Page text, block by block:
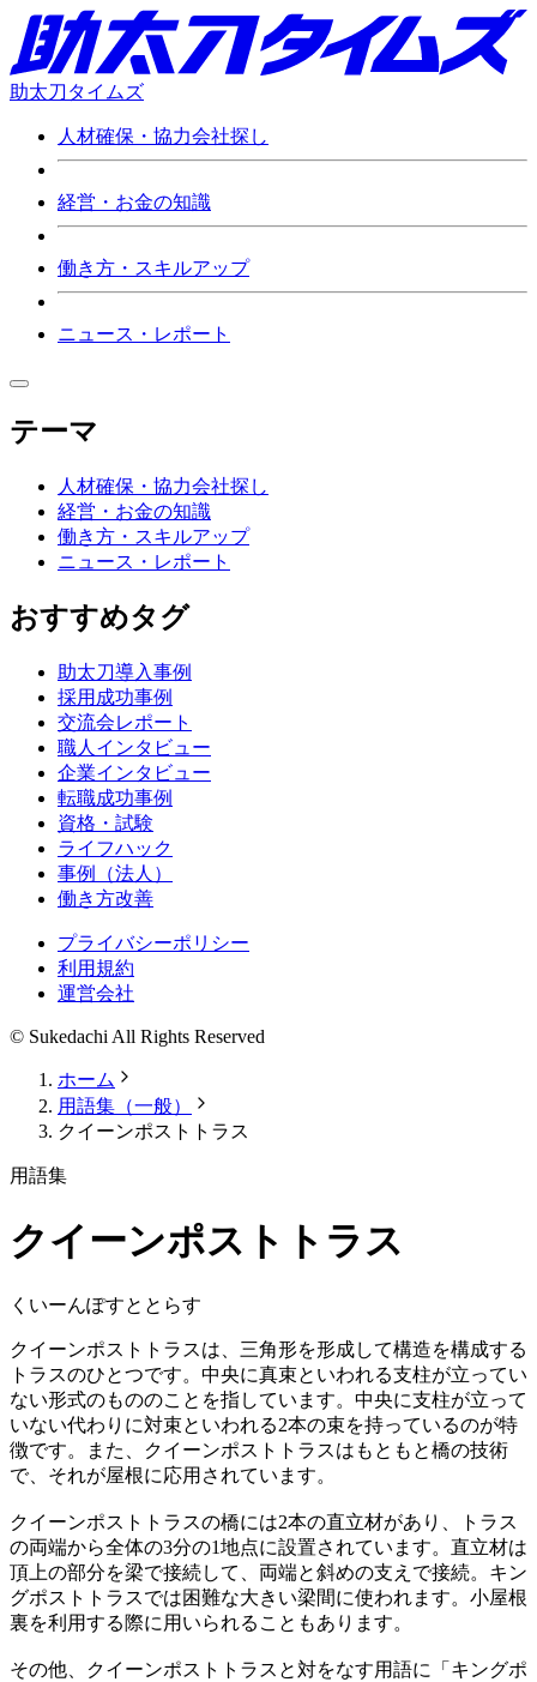
助太刀タイムズ
人材確保・協力会社探し
経営・お金の知識
働き方・スキルアップ
ニュース・レポート
テーマ
人材確保・協力会社探し
経営・お金の知識
働き方・スキルアップ
ニュース・レポート
おすすめタグ
助太刀導入事例
採用成功事例
交流会レポート
職人インタビュー
企業インタビュー
転職成功事例
資格・試験
ライフハック
事例（法人）
働き方改善
プライバシーポリシー
利用規約
運営会社
© Sukedachi All Rights Reserved
ホーム
用語集（一般）
クイーンポストトラス
用語集
クイーンポストトラス
くいーんぽすととらす
クイーンポストトラスは、三角形を形成して構造を構成する
トラスのひとつです。中央に真束といわれる支柱が立ってい
ない形式のもののことを指しています。中央に支柱が立って
いない代わりに対束といわれる2本の束を持っているのが特
徴です。また、クイーンポストトラスはもともと橋の技術
で、それが屋根に応用されています。
クイーンポストトラスの橋には2本の直立材があり、トラス
の両端から全体の3分の1地点に設置されています。直立材は
頂上の部分を梁で接続して、両端と斜めの支えで接続。キン
グポストトラスでは困難な大きい梁間に使われます。小屋根
裏を利用する際に用いられることもあります。
その他、クイーンポストトラスと対をなす用語に「キングポ